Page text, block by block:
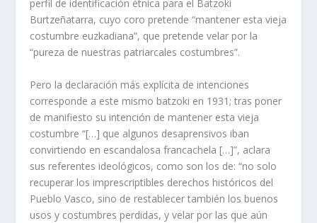
perfil de identificación étnica para el Batzoki
Burtzeñatarra, cuyo coro pretende “mantener esta vieja
costumbre euzkadiana”, que pretende velar por la
“pureza de nuestras patriarcales costumbres”.
Pero la declaración más explícita de intenciones
corresponde a este mismo batzoki en 1931; tras poner
de manifiesto su intención de mantener esta vieja
costumbre “[…] que algunos desaprensivos iban
convirtiendo en escandalosa francachela […]”, aclara
sus referentes ideológicos, como son los de: “no solo
recuperar los imprescriptibles derechos históricos del
Pueblo Vasco, sino de restablecer también los buenos
usos y costumbres perdidas, y velar por las que aún